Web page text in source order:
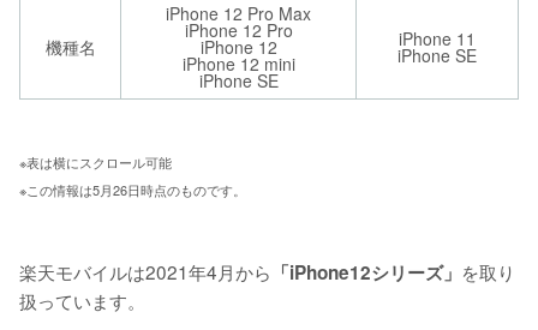
機種名
iPhone 12 Pro Max
iPhone 12 Pro
iPhone 12
iPhone 12 mini
iPhone SE
iPhone 11
iPhone SE
※表は横にスクロール可能
※この情報は5月26日時点のものです。
楽天モバイルは2021年4月から 「iPhone12シリーズ」 を取り
扱っています。